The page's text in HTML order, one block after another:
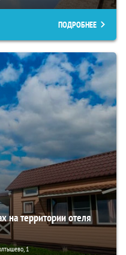
ПОДРОБНЕЕ
на территории отеля
1